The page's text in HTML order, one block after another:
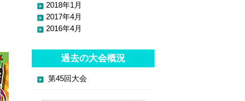
2018年1月
2017年4月
2016年4月
過去の大会概況
第45回大会